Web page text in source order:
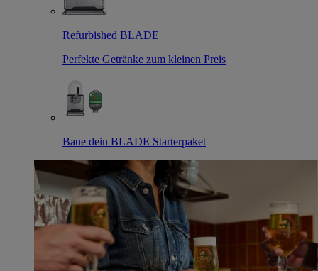
Refurbished BLADE
Perfekte Getränke zum kleinen Preis
Baue dein BLADE Starterpaket